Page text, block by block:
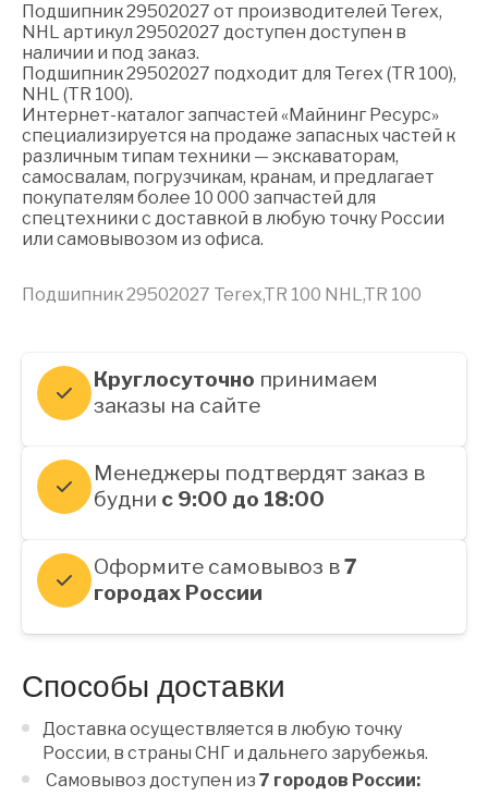
Подшипник 29502027 от производителей Terex,
NHL артикул 29502027 доступен доступен в
наличии и под заказ.
Подшипник 29502027 подходит для Terex (TR 100),
NHL (TR 100).
Интернет-каталог запчастей «Майнинг Ресурс»
специализируется на продаже запасных частей к
различным типам техники — экскаваторам,
самосвалам, погрузчикам, кранам, и предлагает
покупателям более 10 000 запчастей для
спецтехники с доставкой в любую точку России
или самовывозом из офиса.
Подшипник 29502027 Terex,TR 100 NHL,TR 100
Круглосуточно принимаем
заказы на сайте
Менеджеры подтвердят заказ в
будни с 9:00 до 18:00
Оформите самовывоз в7
городах России
Способы доставки
Доставка осуществляется в любую точку
России, в страны СНГ и дальнего зарубежья.
Самовывоз доступен из 7 городов России: